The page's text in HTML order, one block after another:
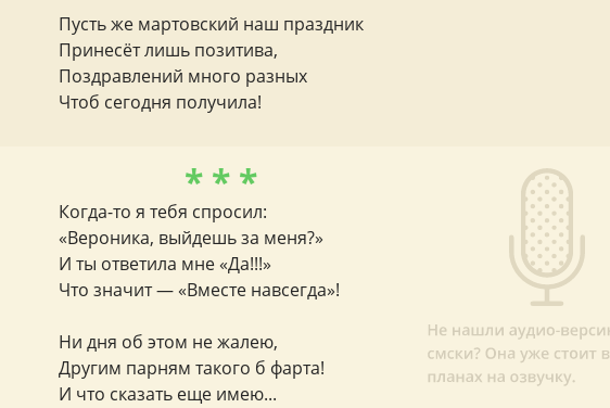
Пусть же мартовский наш праздник
Принесёт лишь позитива,
Поздравлений много разных
Чтоб сегодня получила!
* * *
Когда-то я тебя спросил:
«Вероника, выйдешь за меня?»
И ты ответила мне «Да!!!»
Что значит — «Вместе навсегда»!
Ни дня об этом не жалею,
Другим парням такого б фарта!
И что сказать еще имею...